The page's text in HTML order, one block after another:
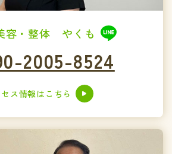
容・整体 やくも
2005-8524
ス情報はこちら